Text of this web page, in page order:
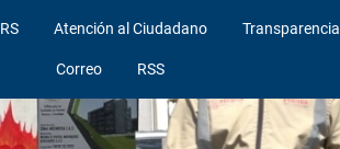
Atención al Ciudadano Transparencia
Correo RSS